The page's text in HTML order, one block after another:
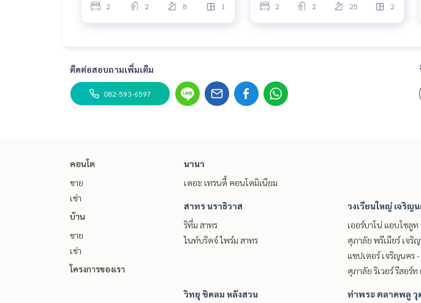
2
2 8 1
2
2 25 2
ติดต่อสอบถามเพิ่มเติม
082-593-6597
คอนโด
ขาย
เช่า
บ้าน
ขาย
เช่า
โครงการของเรา
นานา
เดอะ เทรนดี้ คอนโดมิเนียม
สาทร นราธิวาส
ริทึ่ม สาทร
ไนท์บริดจ์ ไพร์ม สาทร
วงเวียนใหญ่ เจริญ
เออร์บาโน่ แอบโซลู
ศุภาลัย พรีเมียร์ เจริ
แชปเตอร์ เจริญนคร -
ศุภาลัย ริเวอร์ รีสอร์
วิทยุ ชิดลม หลังสวน ท่าพระ ตลาดพลู